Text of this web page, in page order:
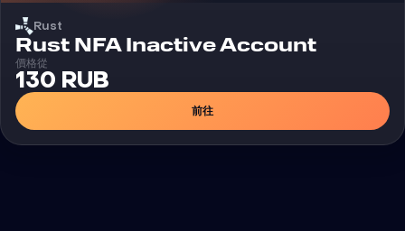
Rust
Rust NFA Inactive Account
價格從
130 RUB
前往